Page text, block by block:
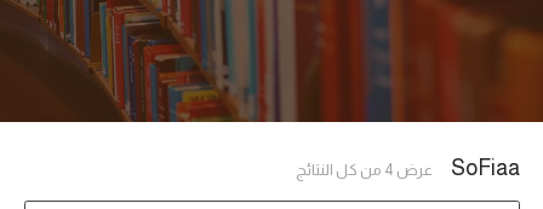
SoFiaa عرض ⁦4⁩ من كل النتائج
الفرز